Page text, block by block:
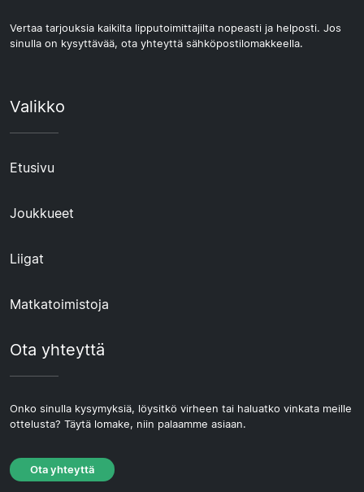
Vertaa tarjouksia kaikilta lipputoimittajilta nopeasti ja helposti. Jos
sinulla on kysyttävää, ota yhteyttä sähköpostilomakkeella.
Valikko
Etusivu
Joukkueet
Liigat
Matkatoimistoja
Ota yhteyttä
Onko sinulla kysymyksiä, löysitkö virheen tai haluatko vinkata meille
ottelusta? Täytä lomake, niin palaamme asiaan.
Ota yhteyttä